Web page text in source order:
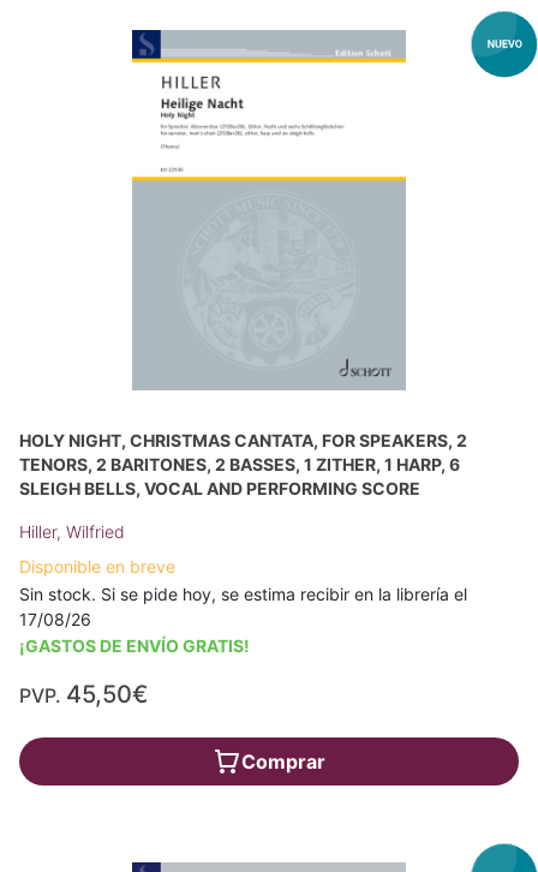
HOLY NIGHT, CHRISTMAS CANTATA, FOR SPEAKERS, 2
TENORS, 2 BARITONES, 2 BASSES, 1 ZITHER, 1 HARP, 6
SLEIGH BELLS, VOCAL AND PERFORMING SCORE
Hiller, Wilfried
Disponible en breve
Sin stock. Si se pide hoy, se estima recibir en la librería el
17/08/26
¡GASTOS DE ENVÍO GRATIS!
PVP. 45,50€
Comprar